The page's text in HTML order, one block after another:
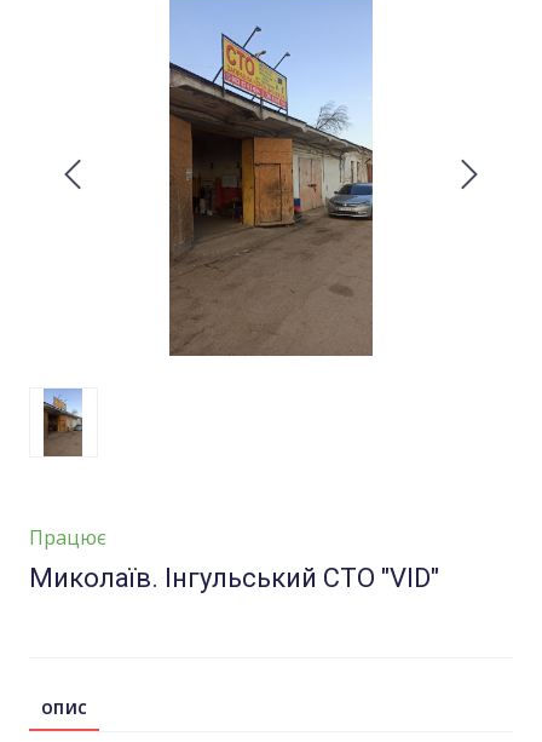
Працює
Миколаїв. Iнгульський СТО "VID"
ОПИС